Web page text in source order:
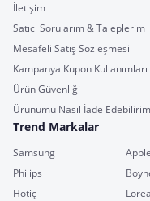
İletişim
Satıcı Sorularım & Taleplerim
Mesafeli Satış Sözleşmesi
Kampanya Kupon Kullanımları
Ürün Güvenliği
Ürünümü Nasıl İade
Trend Markalar
Samsung Apple
Philips
Hotiç